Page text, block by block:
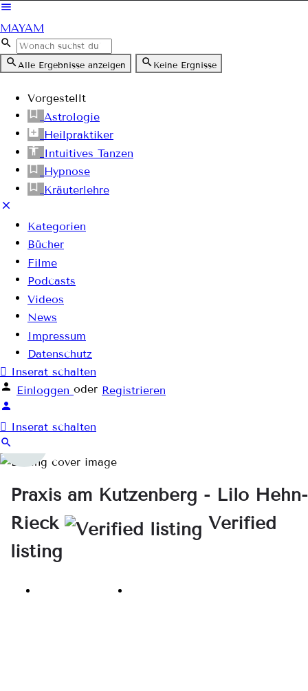
MAYAM
Alle Ergebnisse anzeigen Keine Ergnisse
Vorgestellt
Astrologie
Heilpraktiker
Intuitives Tanzen
Hypnose
Kräuterlehre
Kategorien
Bücher
Filme
Podcasts
Videos
News
Impressum
Datenschutz
Inserat schalten
Einloggen oder Registrieren
Inserat schalten
Praxis am Kutzenberg - Lilo Hehn-
Rieck
Verified
listing